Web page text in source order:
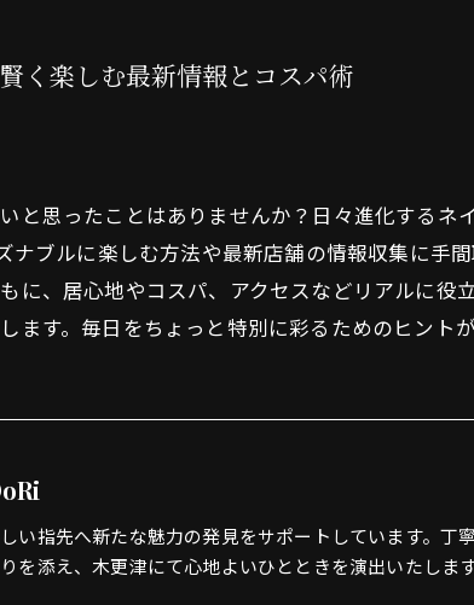
く楽しむ最新情報とコスパ術
と思ったことはありませんか？日々進化するネ
ナブルに楽しむ方法や最新店舗の情報収集に手
に、居心地やコスパ、アクセスなどリアルに役
す。毎日をちょっと特別に彩るためのヒントが
い指先へ新たな魅力の発見をサポートしています。丁
を添え、木更津にて心地よいひとときを演出いたします